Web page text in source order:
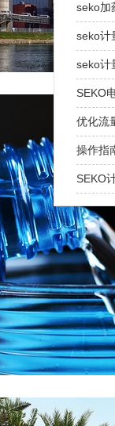
seko加
seko计
seko计
SEKO
优化流
操作指
SEKO